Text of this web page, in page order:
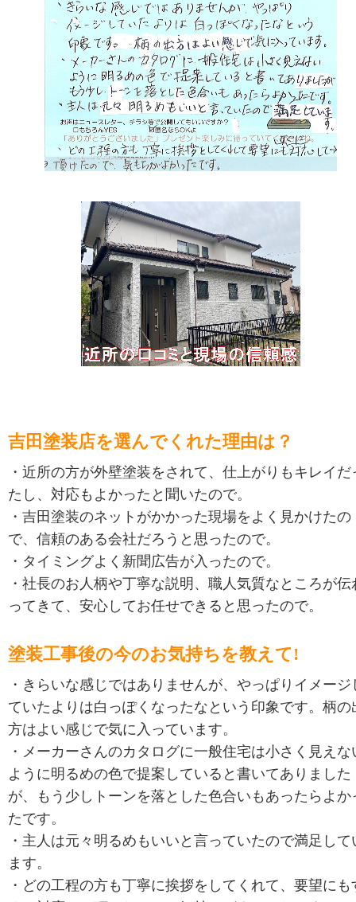
吉田塗装店を選んでくれた理由は？
・近所の方が外壁塗装をされて、仕上がりもキレイだ
たし、対応もよかったと聞いたので。
・吉田塗装のネットがかかった現場をよく見かけたの
で、信頼のある会社だろうと思ったので。
・タイミングよく新聞広告が入ったので。
・社長のお人柄や丁寧な説明、職人気質なところが伝
ってきて、安心してお任せできると思ったので。
塗装工事後の今のお気持ちを教えて!
・きらいな感じではありませんが、やっぱりイメージ
ていたよりは白っぽくなったなという印象です。柄の
方はよい感じで気に入っています。
・メーカーさんのカタログに一般住宅は小さく見えな
ように明るめの色で提案していると書いてありました
が、もう少しトーンを落とした色合いもあったらよか
たです。
・主人は元々明るめもいいと言っていたので満足して
ます。
・どの工程の方も丁寧に挨拶をしてくれて、要望にも